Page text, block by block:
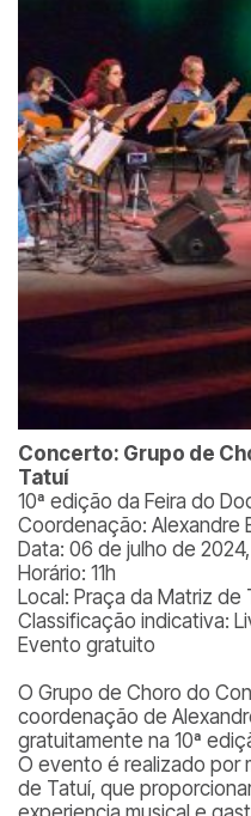
Concerto: Grupo de
Tatuí
10ª edição da Feira do
Coordenação: Alexandre
Data: 06 de julho de
Horário: 11h
Local: Praça da Matriz de
Classificação indicativa:
Evento gratuito
O Grupo de Choro do
coordenação de
gratuitamente na 10ª
O evento é realizado por
de Tatuí, que